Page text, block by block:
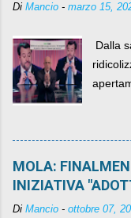
Di Mancio - marzo 15,
Dalla
MOLA:
INIZIATIVA
Di Mancio - ottobre 07,